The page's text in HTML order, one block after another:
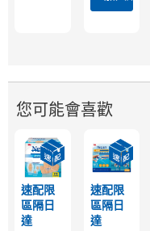
您可能會喜歡
速配限
區隔日
達
速配限
區隔日
達